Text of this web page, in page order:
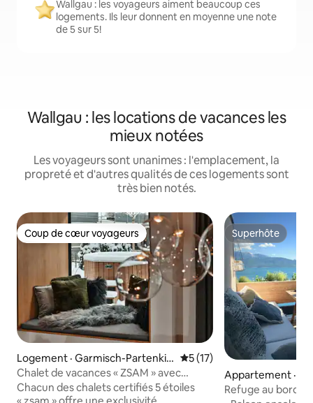
Wallgau : les voyageurs aiment beaucoup ces
logements. Ils leur donnent en moyenne une note
de 5 sur 5!
Wallgau : les locations de vacances les
mieux notées
Les voyageurs sont unanimes : l'emplacement, la
propreté et d'autres qualités de ces logements sont
très bien notés.
Coup de cœur voyageurs
Coup de cœur voyageurs
Logement · Garmisch-Partenkir
chen
Note moyenne de 5 sur 5,
5 (17)
Chalet de vacances « ZSAM » avec
jacuzzi et sauna à Gar
Chacun des chalets certifiés 5 étoiles
Superhôte
Superhôte
Appartement ·
Refuge au bord